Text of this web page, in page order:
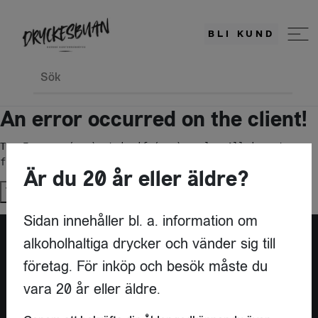
BLI KUND
Sök
An error occurred on the client!
TypeError: c(...).stringify(...).replaceAll is not a
function
Try againÄr du 20 år eller äldre?
Sidan innehåller bl. a. information om
alkoholhaltiga drycker och vänder sig till
företag. För inköp och besök måste du
vara 20 år eller äldre.